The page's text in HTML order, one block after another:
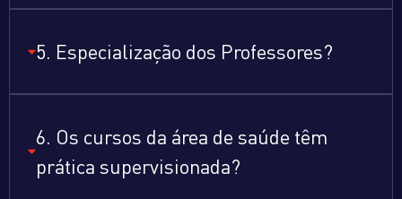
5. Especialização dos Professores?
6. Os cursos da área de saúde têm
prática supervisionada?